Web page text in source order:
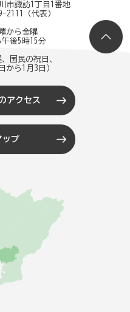
市諏訪1丁目1番地
2111 （代表）
から金曜
後5時15分
国民の祝日、
から1月3日）
アクセス
ップ